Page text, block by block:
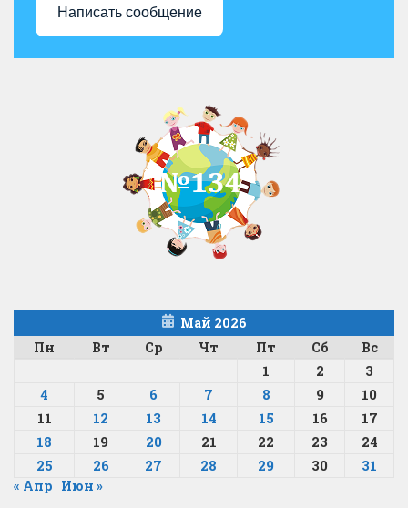
Написать сообщение
Май 2026
Пн
Вт Ср Чт Пт Сб Вс
1 2
3
4
5 6 7 8 9
10
11
12 13 14 15 16
17
18
19 20 21 22 23
24
25
26 27 28 29 30 31
« Апр Июн »